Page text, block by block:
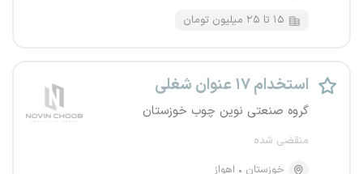
۱۵ تا ۲۵ میلیون تومان
استخدام ۱۷ عنوان شغلی
گروه صنعتی نوین چوب خوزستان
منقضی شده
خوزستان
اهواز